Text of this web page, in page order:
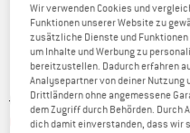
Ursprünglicher Preis :
CHF84.95
Preis:
CHF63.71 inkl. MwSt., zollfreie
Wir verwenden Cookies und
Funktionen unserer Website zu
zusätzliche Dienste und
um Inhalte und Werbung zu
bereitzustellen. Dadurch erfahren
Analysepartner von deiner
Drittländern ohne angemessene
dem Zugriff durch Behörden. Durch
dich damit einverstanden, dass wir